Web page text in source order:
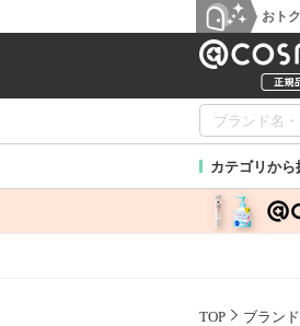
おト
カテゴリから
TOP ブラン